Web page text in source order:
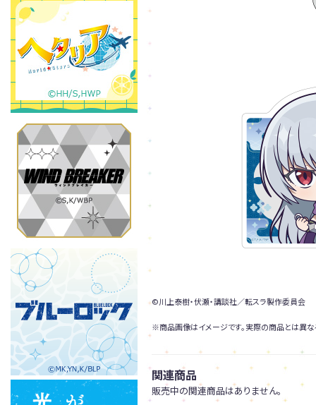
©川上泰樹・伏瀬・講談社／転スラ製作委員会
※商品画像はイメージです。実際の商品とは異な
関連商品
販売中の関連商品はありません。